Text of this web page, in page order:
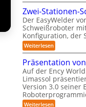
i
s
i
e
r
n
g
s
l
ö
o
-
K
a
m
e
r
a
s
y
m
o
m
e
n
t
s
e
n
s
o
r
f
ü
r
e
i
s
t
u
n
g
s
v
e
r
g
l
e
i
Zwei-Stationen-
Der EasyWelder
Schweißroboter
Konfiguration, der
Weiterlesen:
Z
w
e
i
-
S
t
a
Präsentation
Auf der Ency
Limassol
Version 3.0 seiner
Weiterlesen: